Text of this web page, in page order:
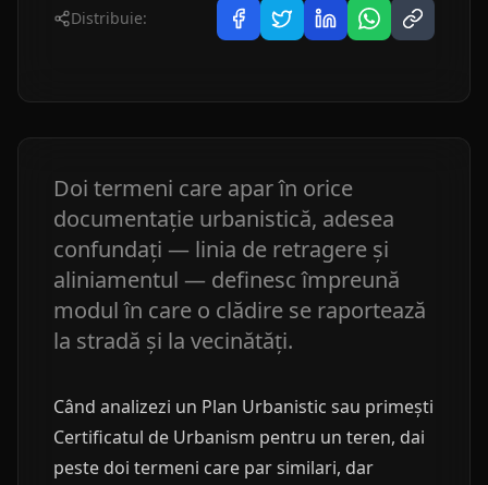
Distribuie:
Doi termeni care apar în orice
documentație urbanistică, adesea
confundați — linia de retragere și
aliniamentul — definesc împreună
modul în care o clădire se raportează
la stradă și la vecinătăți.
Când analizezi un Plan Urbanistic sau primești
Certificatul de Urbanism pentru un teren, dai
peste doi termeni care par similari, dar